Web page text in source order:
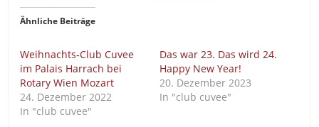
Ähnliche Beiträge
Weihnachts-Club Cuvee
im Palais Harrach bei
Rotary Wien Mozart
24. Dezember 2022
In "club cuvee"
Das war 23. Das wird 24.
Happy New Year!
20. Dezember 2023
In "club cuvee"